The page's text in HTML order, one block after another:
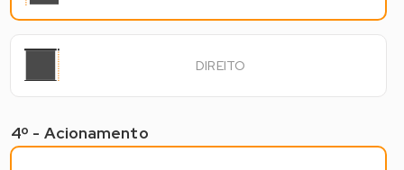
DIREITO
4º - Acionamento*
4º - Acionamento